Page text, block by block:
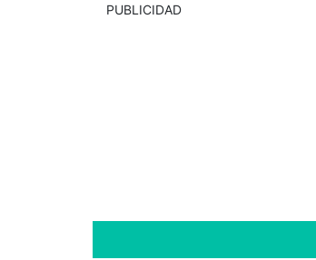
PUBLICIDAD